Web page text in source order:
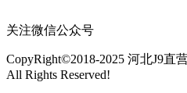
关注微信公众号
CopyRight©2018-2025 河北J9直
All Rights Reserved!